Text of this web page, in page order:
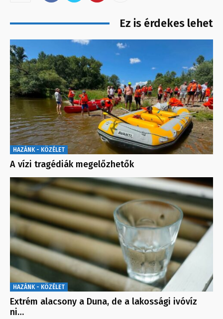
Ez is érdekes lehet
HAZÁNK - KÖZÉLET
A vízi tragédiák megelőzhetők
HAZÁNK - KÖZÉLET
Extrém alacsony a Duna, de a lakossági ivóvíz
ni…